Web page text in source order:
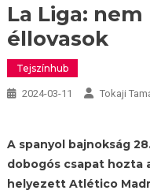
La Liga:
éllovasok
Tejszínhub
2024-03-11 Tokaji
A spanyol bajnokság
dobogós csapat hozta
helyezett Atlético